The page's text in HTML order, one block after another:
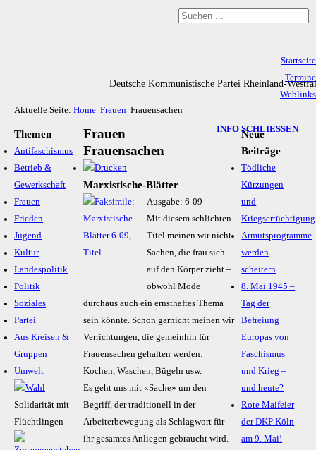
Deutsche Kommunistische Partei Rheinland-
Startseite
Termine
Weblinks
Impressum & Datenschutz
Aktuelle Seite: Home Frauen Frauensachen
Themen
Antifaschismus
Betrieb &
Gewerkschaft
Frauen
Frieden
Jugend
Kultur
Landespolitik
Politik
Soziales
Partei
Aus Kreisen &
Gruppen
Umwelt
Solidarität mit
Flüchtlingen
Frauen
Frauensachen
Marxistische-Blätter
Ausgabe: 6-09
Mit diesem schlichten
Titel meinen wir nicht
Sachen, die frau sich
auf den Körper zieht –
obwohl Mode
durchaus auch ein ernsthaftes Thema
sein könnte. Schon garnicht meinen wir
Verrichtungen, die gemeinhin für
Frauensachen gehalten werden:
Kochen, Waschen, Bügeln usw.
Es geht uns mit «Sache» um den
Begriff, der traditionell in der
Arbeiterbewegung als Schlagwort für
ihr gesamtes Anliegen gebraucht wird.
INFO SCHLIESSEN
Neue
Beiträge
Tödliche
Kürzungen
und
Kriegsertüchtigung
Armutsprogramme
werden
scheitern
8. Mai 1945 –
Tag der
Befreiung
Europas von
Faschismus
und Krieg –
und heute?
Rote Maifeier
der DKP Köln
am 9. Mai!